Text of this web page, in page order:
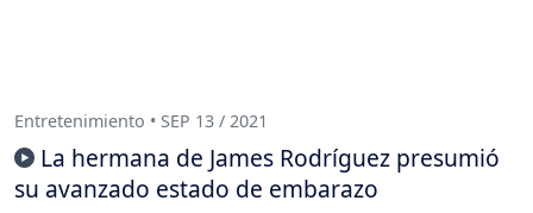
Entretenimiento • SEP 13 / 2021
La hermana de James Rodríguez presumió
su avanzado estado de embarazo